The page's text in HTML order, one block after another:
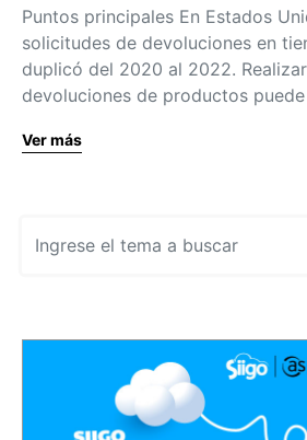
Puntos principales En Estados
solicitudes de devoluciones en
duplicó del 2020 al 2022.
devoluciones de productos
Ver más